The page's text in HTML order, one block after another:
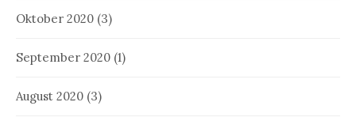
Oktober 2020 (3)
September 2020 (1)
August 2020 (3)